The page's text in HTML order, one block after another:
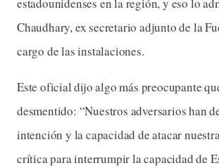
estadounidenses en la región, y eso lo
Chaudhary, ex secretario adjunto de la
cargo de las instalaciones.
Este oficial dijo algo más preocupante
desmentido: “Nuestros adversarios han
intención y la capacidad de atacar
crítica para interrumpir la capacidad de